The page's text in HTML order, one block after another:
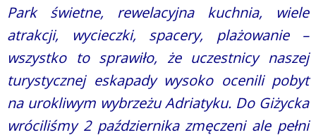
Park świetne, rewelacyjna kuchnia, wiele
atrakcji, wycieczki, spacery, plażowanie –
wszystko to sprawiło, że uczestnicy naszej
turystycznej eskapady wysoko ocenili pobyt
na urokliwym wybrzeżu Adriatyku. Do Giżycka
wróciliśmy 2 października zmęczeni ale pełni